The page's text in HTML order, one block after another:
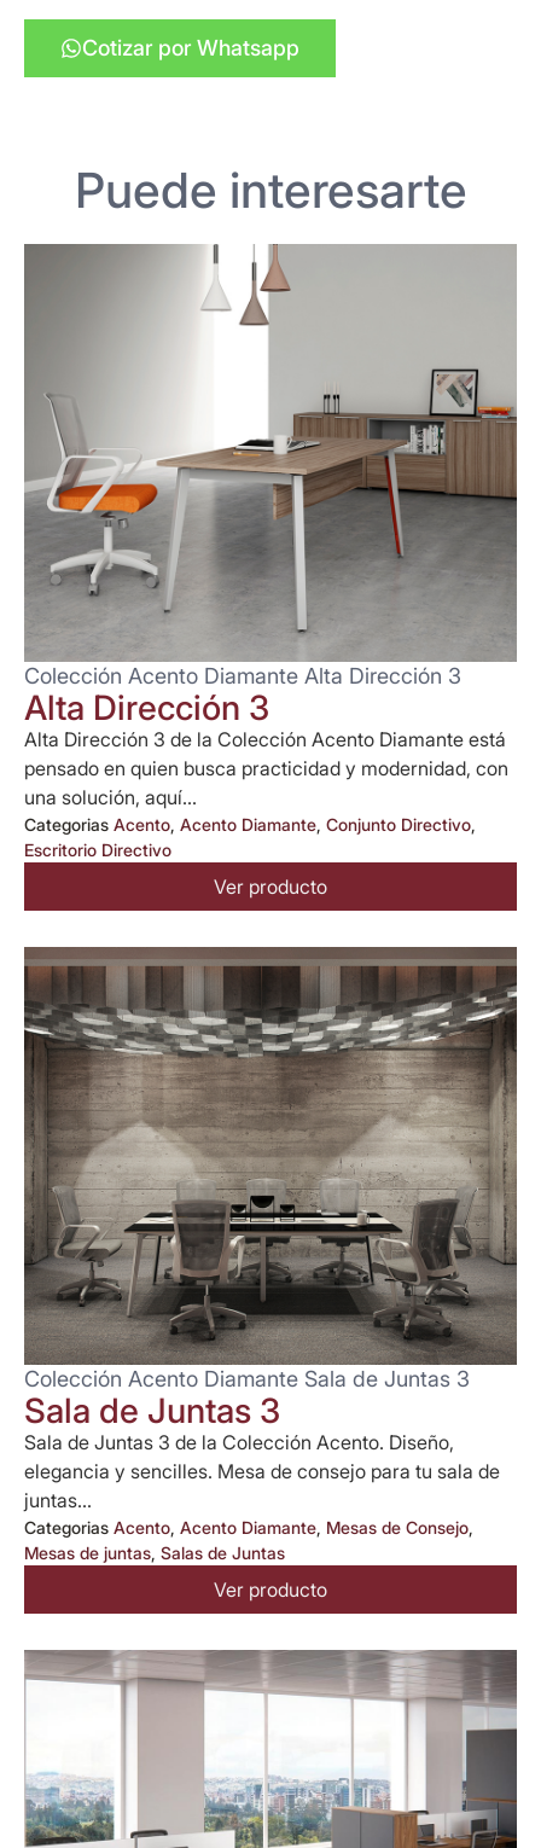
Cotizar por Whatsapp
Puede interesarte
Colección Acento Diamante Alta Dirección 3
Alta Dirección 3
Alta Dirección 3 de la Colección Acento Diamante está
pensado en quien busca practicidad y modernidad, con
una solución, aquí...
Categorias Acento, Acento Diamante, Conjunto Directivo,
Escritorio Directivo
Ver producto
Colección Acento Diamante Sala de Juntas 3
Sala de Juntas 3
Sala de Juntas 3 de la Colección Acento. Diseño,
elegancia y sencilles. Mesa de consejo para tu sala de
juntas...
Categorias Acento, Acento Diamante, Mesas de Consejo,
Mesas de juntas, Salas de Juntas
Ver producto